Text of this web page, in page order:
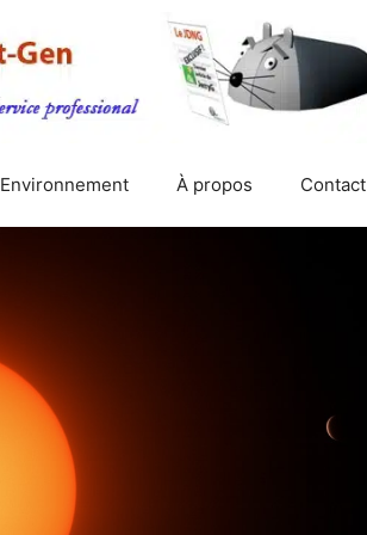
Environnement À propos Contact